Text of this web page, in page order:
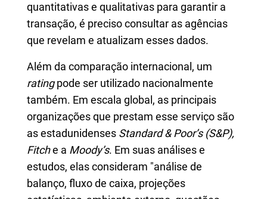
quantitativas e qualitativas para garantir a
transação, é preciso consultar as agências
que revelam e atualizam esses dados.
Além da comparação internacional, um
ratingpode ser utilizado nacionalmente
também. Em escala global, as principais
organizações que prestam esse serviço são
as estadunidenses Standard & Poor’s (S&P),
Fitche a Moody’s. Em suas análises e
estudos, elas consideram "análise de
balanço, fluxo de caixa, projeções